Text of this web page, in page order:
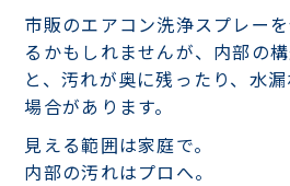
市販のエアコン洗浄スプレー
るかもしれませんが、内部の
と、汚れが奥に残ったり、水
場合があります。
見える範囲は家庭で。
内部の汚れはプロへ。